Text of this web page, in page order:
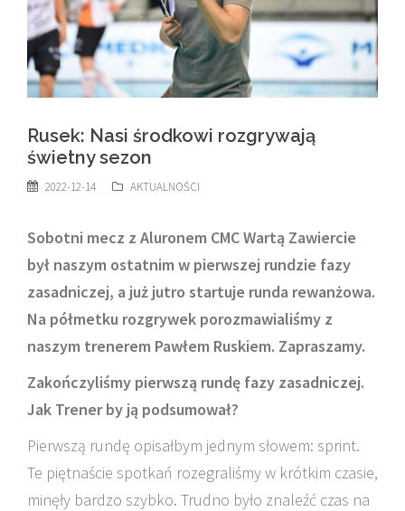
Rusek: Nasi środkowi rozgrywają
świetny sezon
2022-12-14 AKTUALNOŚCI
Sobotni mecz z Aluronem CMC Wartą Zawiercie
był naszym ostatnim w pierwszej rundzie fazy
zasadniczej, a już jutro startuje runda rewanżowa.
Na półmetku rozgrywek porozmawialiśmy z
naszym trenerem Pawłem Ruskiem. Zapraszamy.
Zakończyliśmy pierwszą rundę fazy zasadniczej.
Jak Trener by ją podsumował?
Pierwszą rundę opisałbym jednym słowem: sprint.
Te piętnaście spotkań rozegraliśmy w krótkim czasie,
minęły bardzo szybko. Trudno było znaleźć czas na